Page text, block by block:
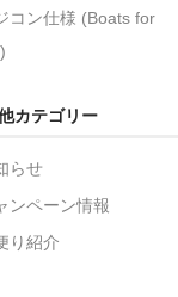
コン仕様 (Boats for
カテゴリー
らせ
ンペーン情報
り紹介